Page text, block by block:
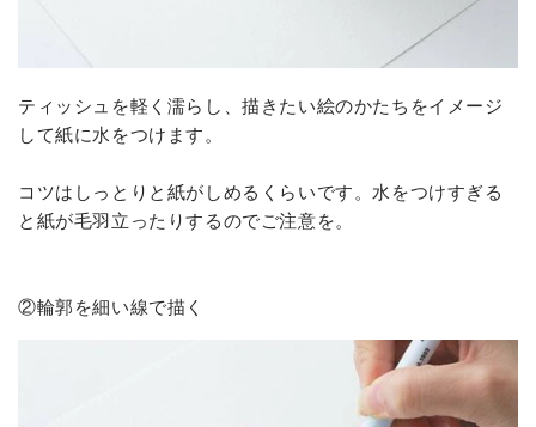
ティッシュを軽く濡らし、描きたい絵のかたちをイメージ
して紙に水をつけます。
コツはしっとりと紙がしめるくらいです。水をつけすぎる
と紙が毛羽立ったりするのでご注意を。
②輪郭を細い線で描く